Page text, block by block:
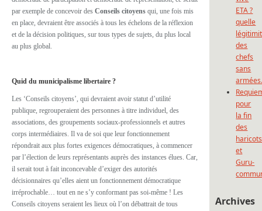
par exemple de concevoir des Conseils citoyens qui, une fois mis
en place, devraient être associés à tous les échelons de la réflexion
et de la décision politiques, sur tous types de sujets, du plus local
au plus global.
Quid du municipalisme libertaire ?
Les ‘Conseils citoyens’, qui devraient avoir statut d’utilité
publique, regrouperaient des personnes à titre individuel, des
associations, des groupements sociaux-professionnels et autres
corps intermédiaires. Il va de soi que leur fonctionnement
répondrait aux plus fortes exigences démocratiques, à commencer
par l’élection de leurs représentants auprès des instances élues. Car,
il serait tout à fait inconcevable d’exiger des autorités
décisionnaires qu’elles aient un fonctionnement démocratique
irréprochable… tout en ne s’y conformant pas soi-même ! Les
Conseils citoyens seraient les lieux où l’on débattrait de tous
ETA ?
quelle
des
chefs
sans
pour
la fin
des
et
Guru-
Archives